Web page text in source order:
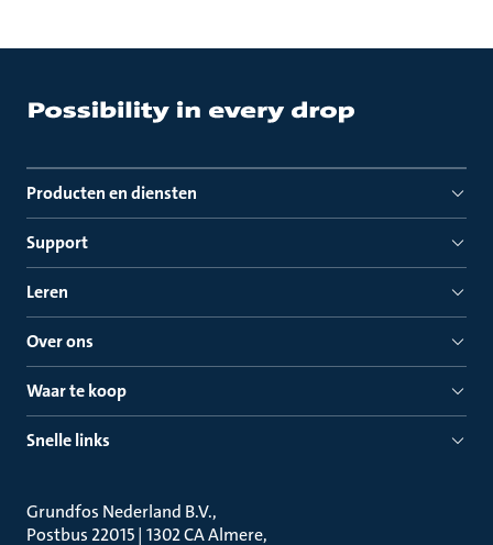
Producten en diensten
Support
Leren
Over ons
Waar te koop
Snelle links
Grundfos Nederland B.V.
Postbus 22015 | 1302 CA Almere